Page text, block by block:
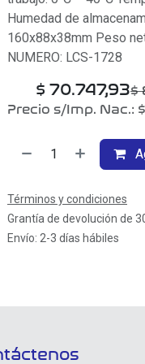
Humedad de
160x88x38mm Peso
NUMERO: LCS-1728
$ 70.747,93$
Precio s/Imp. Nac.: $
Términos y condiciones
Grantía de devolución de
Envío: 2-3 días hábiles